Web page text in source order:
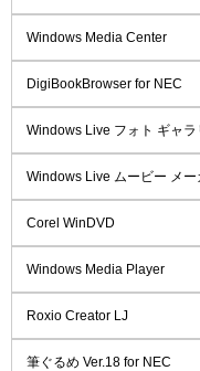
Windows Media Center
DigiBookBrowser for NEC
Windows Live フォト ギャラ
Windows Live ムービー メー
Corel WinDVD
Windows Media Player
Roxio Creator LJ
筆ぐるめ Ver.18 for NEC